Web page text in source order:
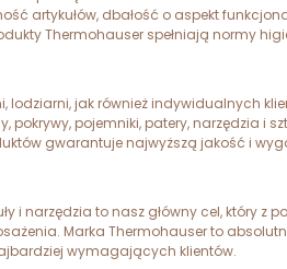
artykułów, dbałość o aspekt
Thermohauser spełniają normy
lodziarni, jak również indywidualnych
pojemniki, patery, narzędzia i
gwarantuje najwyższą jakość i
i narzędzia to nasz główny cel, który
Marka Thermohauser to
wymagających klientów.